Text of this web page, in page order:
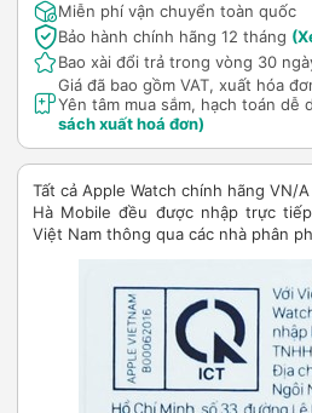
Miễn phí vận chuyển toàn quốc
Bảo hành chính hãng 12 tháng
Bao xài đổi trả trong vòng 30
Giá đã bao gồm VAT, xuất hóa
Yên tâm mua sắm, hạch toán dễ
sách xuất hoá đơn)
Tất cả Apple Watch chính hãng VN/
Hà Mobile đều được nhập trực
Việt Nam thông qua các nhà phân